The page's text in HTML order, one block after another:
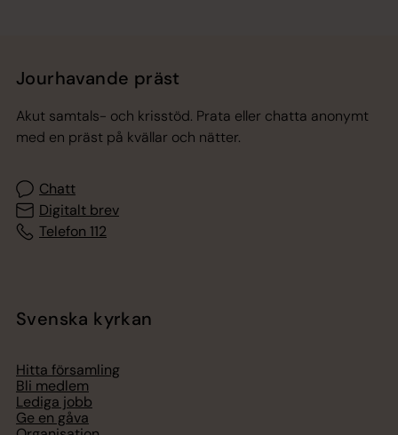
Jourhavande präst
Akut samtals- och krisstöd. Prata eller chatta anonymt
med en präst på kvällar och nätter.
Chatt
Digitalt brev
Telefon 112
Svenska kyrkan
Hitta församling
Bli medlem
Lediga jobb
Ge en gåva